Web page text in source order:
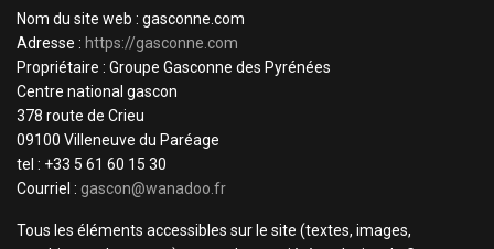
Nom du site web : gasconne.com
Adresse : https://gasconne.com
Propriétaire : Groupe Gasconne des Pyrénées
Centre national gascon
378 route de Crieu
09100 Villeneuve du Paréage
tel : +33 5 61 60 15 30
Courriel : gascon@wanadoo.fr
Tous les éléments accessibles sur le site (textes, images,